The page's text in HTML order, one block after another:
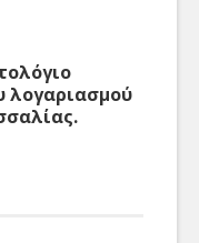
λογαριασμού